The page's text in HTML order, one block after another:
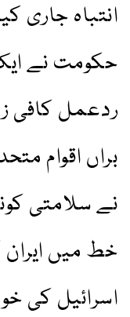
انتباہ جاری
حکومت نے
ردعمل کافی
براں اقوام
نے سلامتی
خط میں
اسرائیل کی